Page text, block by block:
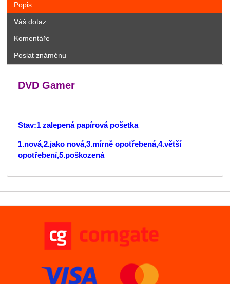
Popis
Váš dotaz
Komentáře
Poslat známénu
DVD Gamer
Stav:1 zalepená papírová pošetka
1.nová,2.jako nová,3.mírně opotřebená,4.větší
opotřebení,5.poškozená